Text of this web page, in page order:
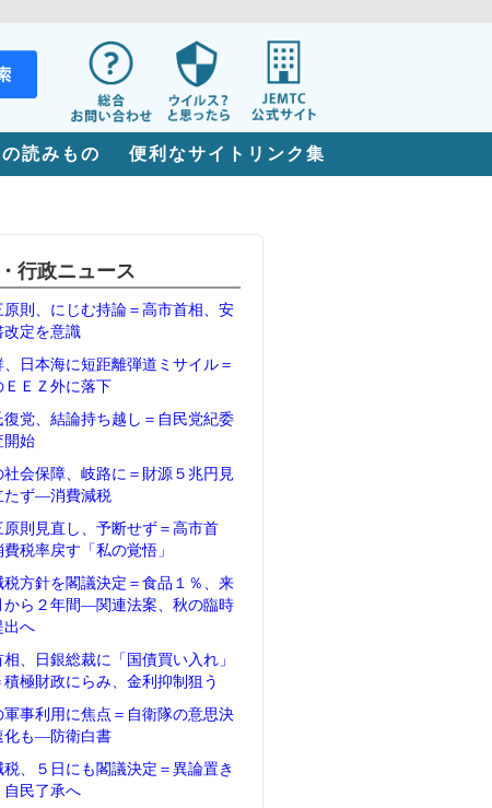
読みもの 便利なサイトリンク集
行政ニュース
原則、にじむ持論＝高市首相、安
改定を意識
、日本海に短距離弾道ミサイル＝
ＥＥＺ外に落下
復党、結論持ち越し＝自民党紀委
開始
社会保障、岐路に＝財源５兆円見
たず―消費減税
原則見直し、予断せず＝高市首
税率戻す「私の覚悟」
税方針を閣議決定＝食品１％、来
から２年間―関連法案、秋の臨時
出へ
、日銀総裁に「国債買い入れ」
積極財政にらみ、金利抑制狙う
軍事利用に焦点＝自衛隊の意思決
化も―防衛白書
税、５日にも閣議決定＝異論置き
自民了承へ